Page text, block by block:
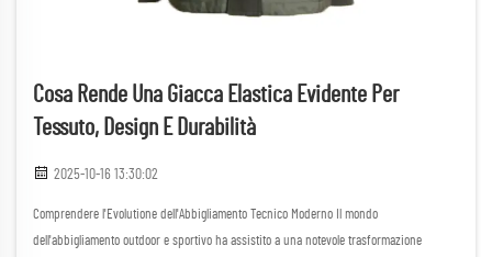
Cosa Rende Una Giacca Elastica Evidente Per
Tessuto, Design E Durabilità
2025-10-16 13:30:02
Comprendere l'Evolutione dell'Abbigliamento Tecnico Moderno Il mondo
dell'abbigliamento outdoor e sportivo ha assistito a una notevole trasformazione